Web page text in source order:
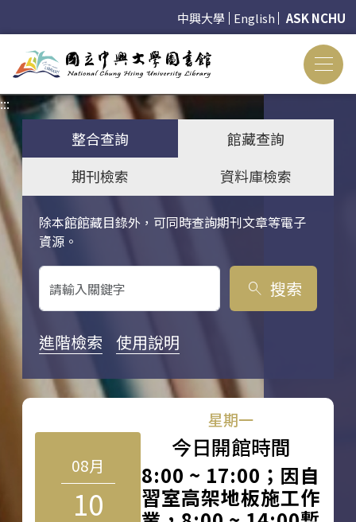
中興大學 English ASK NCHU
:::
整合查詢
館藏查詢
期刊檢索
資料庫檢索
除本館館藏目錄外，可同時查詢期刊文章等電子
資源。
關鍵字搜尋
search 搜索
進階檢索 使用說明
08月
10
星期一
今日開館時間
8:00 ~ 17:00；因自
習室高架地板施工作